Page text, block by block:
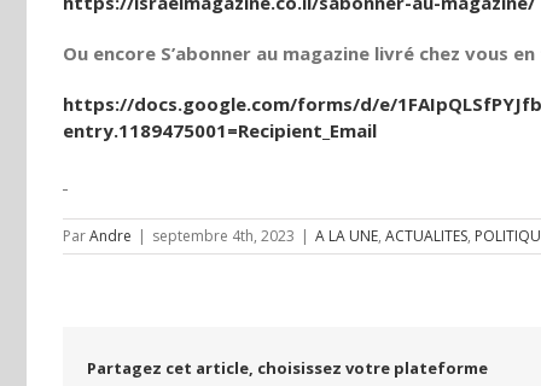
Ou encore S’abonner au magazine livré chez vous
https://docs.google.com/forms/d/e/
entry.1189475001=Recipient_Email
ParAndre | septembre 4th, 2023 | A LA UNE, ACTUALITES,
Partagez cet article, choisissez votre plateforme